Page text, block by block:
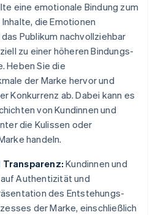
eine emotionale Bindung zum
die Emotionen
Publikum nachvollziehbar
zu einer höheren Bindungs-
Heben Sie die
der Marke hervor und
Konkurrenz ab. Dabei kann es
von Kundinnen und
die Kulissen oder
handeln.
Kundinnen und
Authentizität und
des Entstehungs-
der Marke, einschließlich